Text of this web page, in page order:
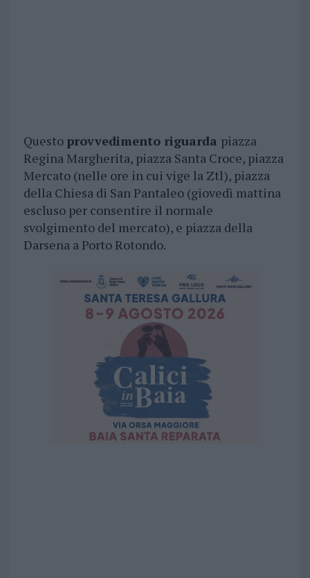
Questo provvedimento riguarda piazza
Regina Margherita, piazza Santa Croce, piazza
Mercato (nelle ore in cui vige la Ztl), piazza
della Chiesa di San Pantaleo (giovedì mattina
escluso per consentire il normale
svolgimento del mercato), e piazza della
Darsena a Porto Rotondo.